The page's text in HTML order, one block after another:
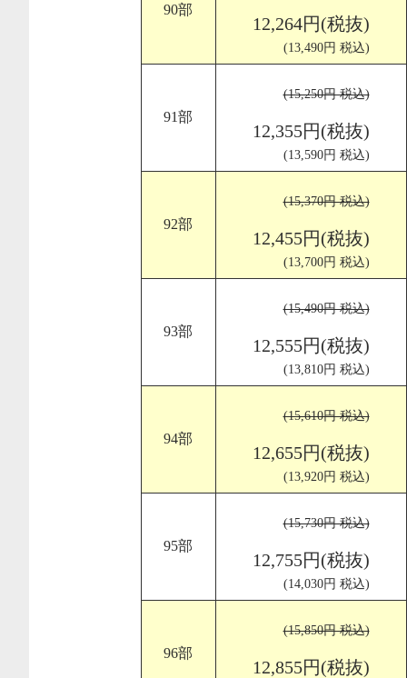
90部
12,264円(税抜)
(13,490円 税込)
91部
(15,250円 税込)
12,355円(税抜)
(13,590円 税込)
92部
(15,370円 税込)
12,455円(税抜)
(13,700円 税込)
93部
(15,490円 税込)
12,555円(税抜)
(13,810円 税込)
94部
(15,610円 税込)
12,655円(税抜)
(13,920円 税込)
95部
(15,730円 税込)
12,755円(税抜)
(14,030円 税込)
96部
(15,850円 税込)
12,855円(税抜)